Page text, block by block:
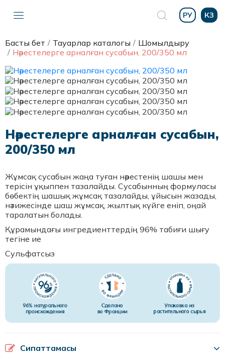
РУ КЗ
Басты бет Тауарлар каталогы
Шомылдыру
Нәрестелерге арналған сусабын, 200/350 мл
Нәрестелерге арналған сусабын,
200/350 мл
Жұмсақ сусабын жаңа туған нәрестенің шашы мен
терісін ұқыппен тазалайды. Сусабынның формуласы
бөбектің шашық жұмсақ тазалайды, ұйысын жазады,
нәтижесінде шаш жұмсақ, жылтық күйге еніп, оңай
таралатын болады.
Құрамындағы ингредиенттердің 96% табиғи шығу
тегіне ие
Сульфатсыз
Сипаттамасы